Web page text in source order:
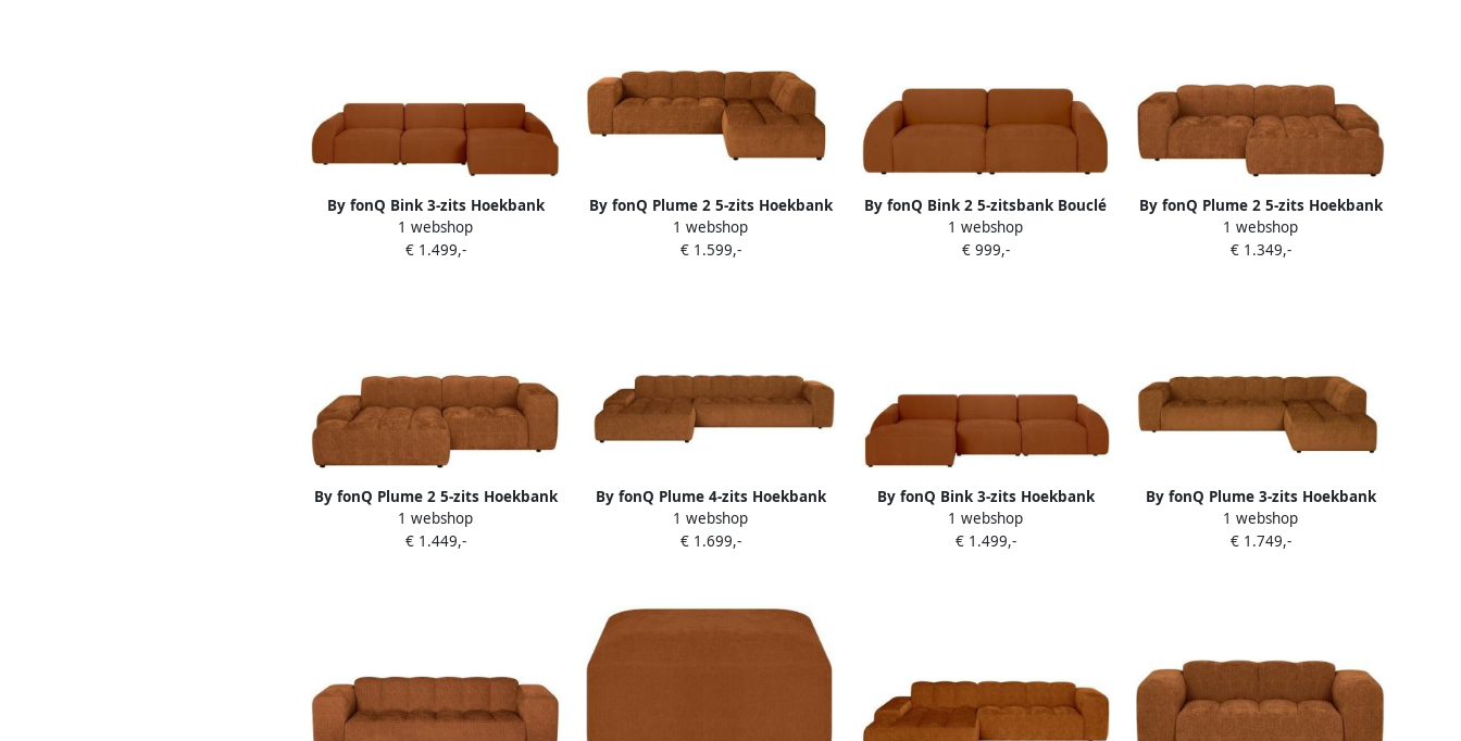
By fonQ Bink 3-zits Hoekbank
met Chaise Longue Rechts
Bouclé Terra
1 webshop
€ 1.499,-
By fonQ Plume 2 5-zits Hoekbank
Rechts Chenille Terra
1 webshop
€ 1.599,-
By fonQ Bink 2 5-zitsbank Bouclé
Terra
1 webshop
€ 999,-
By fonQ Plume 2 5-zits Hoekbank
met Chaise Longue Rechts
Chenille Terra
1 webshop
€ 1.349,-
By fonQ Plume 2 5-zits Hoekbank
met Chaise Longue XL Links
Chenille Terra
1 webshop
€ 1.449,-
By fonQ Plume 4-zits Hoekbank
met Chaise Longue XL Links
Chenille Terra
1 webshop
€ 1.699,-
By fonQ Bink 3-zits Hoekbank
met Chaise Longue Links Bouclé
Terra
1 webshop
€ 1.499,-
By fonQ Plume 3-zits Hoekbank
Rechts Chenille Terra
1 webshop
€ 1.749,-